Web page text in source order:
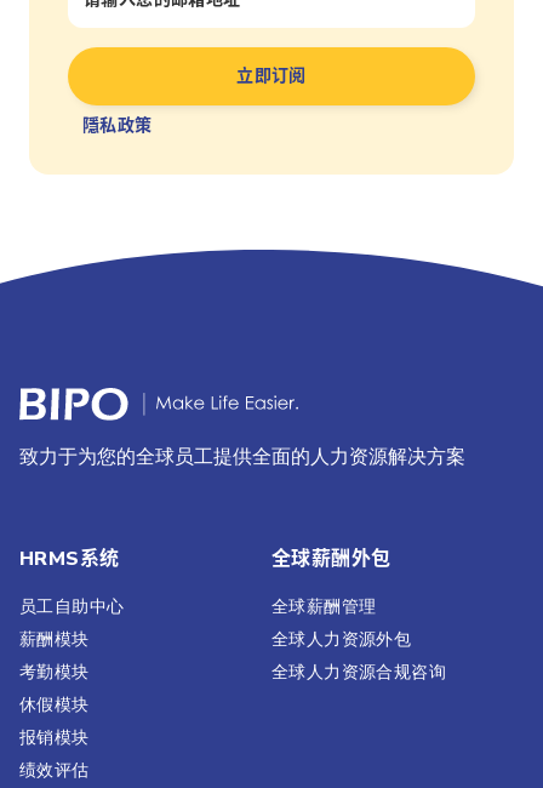
隱私政策
致力于为您的全球员工提供全面的人力资源解决方案
HRMS系统
员工自助中心
薪酬模块
考勤模块
休假模块
报销模块
绩效评估​
全球薪酬外包
全球薪酬管理
全球人力资源外包
全球人力资源合规咨询